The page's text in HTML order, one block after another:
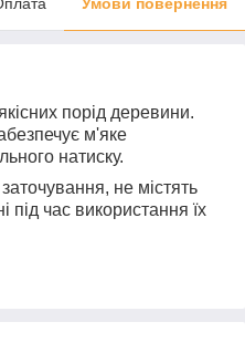
порід деревини.
м'яке
натиску.
не містять
під час використання їх